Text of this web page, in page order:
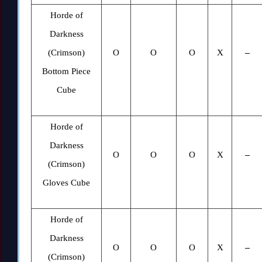
Horde of
Darkness
(Crimson)
Bottom Piece
Cube
O O O X –
Horde of
Darkness
(Crimson)
Gloves Cube
O O O X –
Horde of
Darkness
(Crimson)
O O O X –